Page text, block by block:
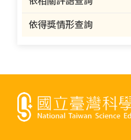
依得獎情形查詢